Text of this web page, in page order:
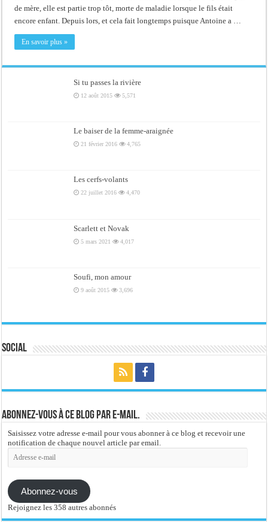
de mère, elle est partie trop tôt, morte de maladie lorsque le fils était
encore enfant. Depuis lors, et cela fait longtemps puisque Antoine a …
En savoir plus »
Si tu passes la rivière
12 août 2015 5,571
Le baiser de la femme-araignée
21 février 2016 4,765
Les cerfs-volants
22 juillet 2016 4,470
Scarlett et Novak
5 mars 2021 4,017
Soufi, mon amour
9 août 2015 3,696
Social
Abonnez-vous à ce blog par e-mail.
Saisissez votre adresse e-mail pour vous abonner à ce blog et recevoir une
notification de chaque nouvel article par email.
Adresse
e-
Abonnez-vous
Rejoignez les 358 autres abonnés